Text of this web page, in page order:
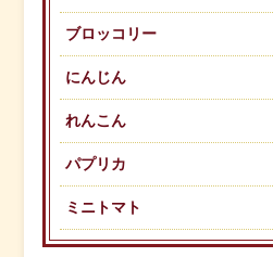
ブロッコリー
にんじん
れんこん
パプリカ
ミニトマト